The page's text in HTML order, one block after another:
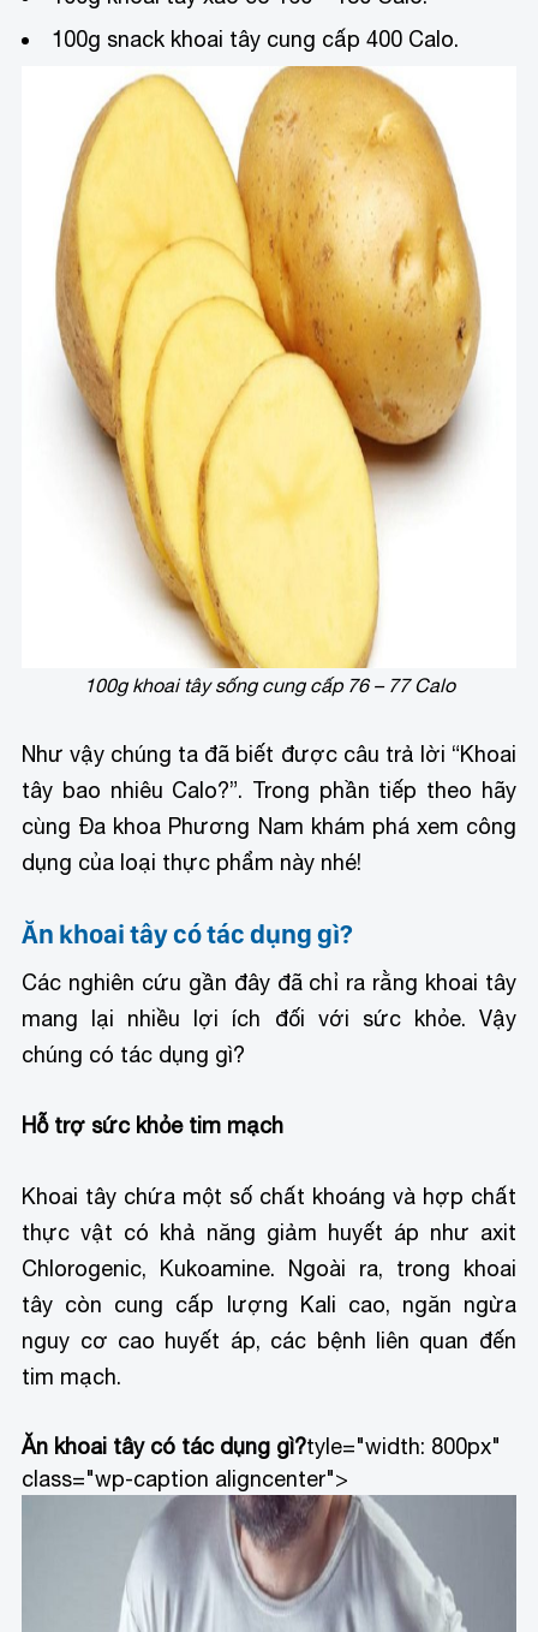
100g snack khoai tây cung cấp 400 Calo.
100g khoai tây sống cung cấp 76 – 77 Calo
Như vậy chúng ta đã biết được câu trả lời “Khoai
tây bao nhiêu Calo?”. Trong phần tiếp theo hãy
cùng Đa khoa Phương Nam khám phá xem công
dụng của loại thực phẩm này nhé!
Ăn khoai tây có tác dụng gì?
Các nghiên cứu gần đây đã chỉ ra rằng khoai tây
mang lại nhiều lợi ích đối với sức khỏe. Vậy
chúng có tác dụng gì?
Hỗ trợ sức khỏe tim mạch
Khoai tây chứa một số chất khoáng và hợp chất
thực vật có khả năng giảm huyết áp như axit
Chlorogenic, Kukoamine. Ngoài ra, trong khoai
tây còn cung cấp lượng Kali cao, ngăn ngừa
nguy cơ cao huyết áp, các bệnh liên quan đến
tim mạch.
Ăn khoai tây có tác dụng gì?tyle="width: 800px"
class="wp-caption aligncenter">